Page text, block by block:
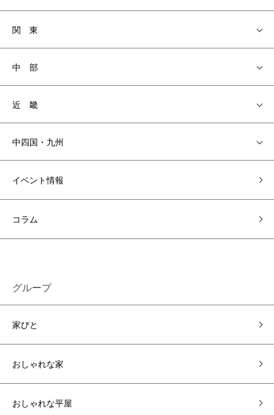
関 東
中 部
近 畿
中四国・九州
イベント情報
コラム
グループ
家びと
おしゃれな家
おしゃれな平屋